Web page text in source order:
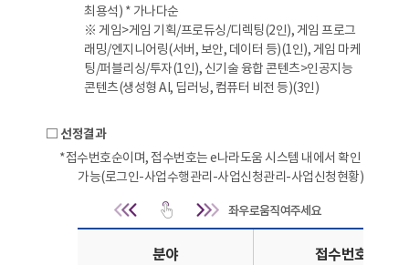
최용석) * 가나다순
※ 게임>게임 기획/프로듀싱/디렉팅(2인), 게임 프로그
래밍/엔지니어링(서버, 보안, 데이터 등)(1인), 게임 마케
팅/퍼블리싱/투자(1인), 신기술 융합 콘텐츠>인공지능
콘텐츠(생성형 AI, 딥러닝, 컴퓨터 비전 등)(3인)
□ 선정결과
*접수번호순이며, 접수번호는 e나라도움 시스템 내에서 확인
가능(로그인-사업수행관리-사업신청관리-사업신청현황)
선정결과 | 분야, 접수번호,
분야 접수번호